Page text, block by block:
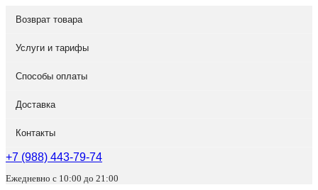
Возврат товара
Услуги и тарифы
Способы оплаты
Доставка
Контакты
+7 (988) 443-79-74
Ежедневно с 10:00 до 21:00